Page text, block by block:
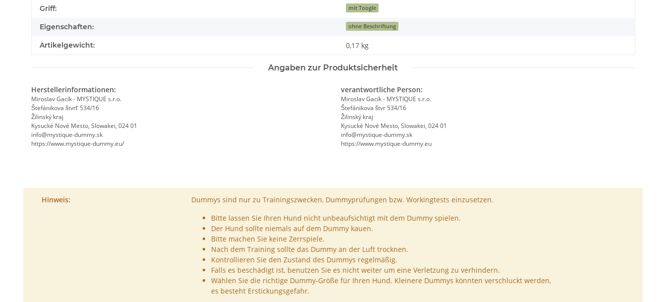
Griff: mit Toogle
Eigenschaften: ohne Beschriftung
Artikelgewicht: 0,17 kg
Angaben zur Produktsicherheit
Herstellerinformationen:
Miroslav Gacík - MYSTIQUE s.r.o.
Štefánikova štvrť 534/16
Žilinský kraj
Kysucké Nové Mesto, Slowakei, 024 01
info@mystique-dummy.sk
https://www.mystique-dummy.eu/
verantwortliche Person:
Miroslav Gacík - MYSTIQUE s.r.o.
Štefánikova štvr 534/16
Žilinský kraj
Kysucké Nové Mesto, Slowakei, 024 01
info@mystique-dummy.sk
https://www.mystique-dummy.eu
Hinweis:
Dummys sind nur zu Trainingszwecken, Dummyprüfungen bzw. Workingtests einzusetzen.
Bitte lassen Sie Ihren Hund nicht unbeaufsichtigt mit dem Dummy spielen.
Der Hund sollte niemals auf dem Dummy kauen.
Bitte machen Sie keine Zerrspiele.
Nach dem Training sollte das Dummy an der Luft trocknen.
Kontrollieren Sie den Zustand des Dummys regelmäßig.
Falls es beschädigt ist, benutzen Sie es nicht weiter um eine Verletzung zu verhindern.
Wählen Sie die richtige Dummy-Größe für Ihren Hund. Kleinere Dummys könnten verschluckt werden,
es besteht Erstickungsgefahr.